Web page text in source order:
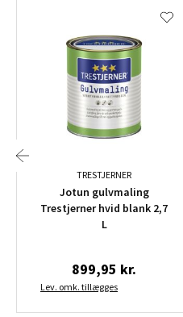
TRESTJERNER
Jotun gulvmaling
Trestjerner hvid blank 2,7
L
899,95 kr.
Lev. omk. tillægges